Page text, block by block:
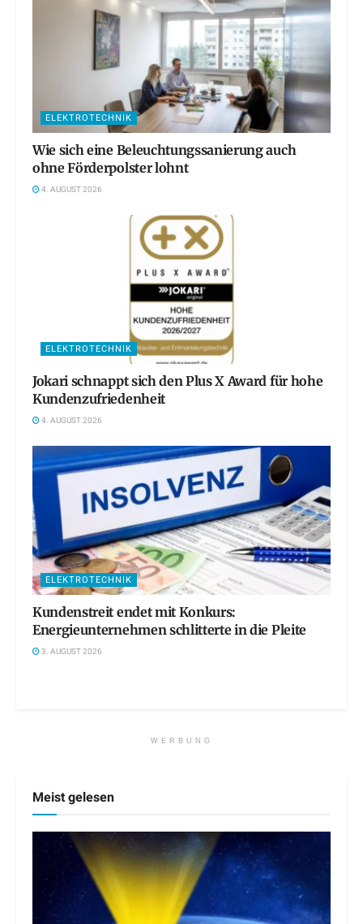
ELEKTROTECHNIK
Wie sich eine Beleuchtungssanierung auch
ohne Förderpolster lohnt
4. AUGUST 2026
ELEKTROTECHNIK
Jokari schnappt sich den Plus X Award für hohe
Kundenzufriedenheit
4. AUGUST 2026
ELEKTROTECHNIK
Kundenstreit endet mit Konkurs:
Energieunternehmen schlitterte in die Pleite
3. AUGUST 2026
WERBUNG
Meist gelesen